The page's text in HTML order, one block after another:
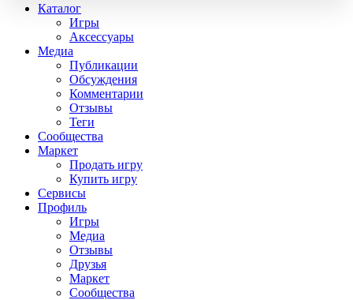
Каталог
Игры
Аксессуары
Медиа
Публикации
Обсуждения
Комментарии
Отзывы
Теги
Сообщества
Маркет
Продать игру
Купить игру
Сервисы
Профиль
Игры
Медиа
Отзывы
Друзья
Маркет
Сообщества